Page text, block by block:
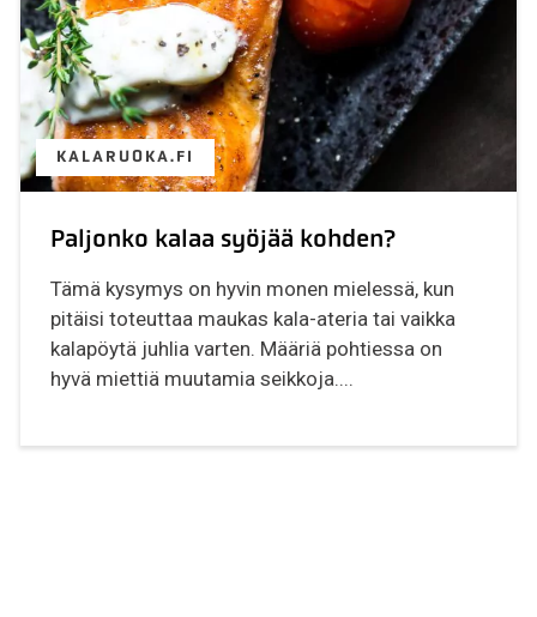
KALARUOKA.FI
Paljonko kalaa syöjää kohden?
Tämä kysymys on hyvin monen mielessä, kun
pitäisi toteuttaa maukas kala-ateria tai vaikka
kalapöytä juhlia varten. Määriä pohtiessa on
hyvä miettiä muutamia seikkoja....